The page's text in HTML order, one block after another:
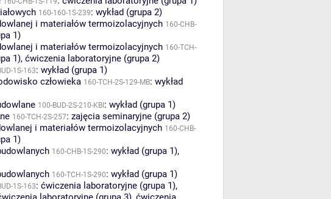
160-160-1S-239: wykład (grupa 2)
i materiałów termoizolacyjnych 160-CHB-
1)
i materiałów termoizolacyjnych 160-TCH-
1), ćwiczenia laboratoryjne (grupa 2)
1S-163: wykład (grupa 1)
człowieka 160-TCH-2S-129-MB: wykład
100-BUD-2S-210-KBI : wykład (grupa 1)
160-TCH-2S-257: zajęcia seminaryjne (grupa 2)
i materiałów termoizolacyjnych 160-CHB-
1)
160-CHB-1S-290: wykład (grupa 1),
160-TCH-1S-290: wykład (grupa 1)
1S-163: ćwiczenia laboratoryjne (grupa 1),